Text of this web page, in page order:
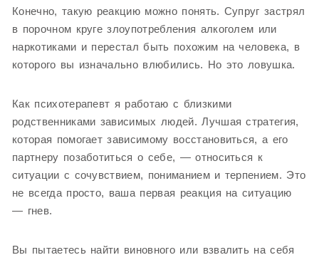
Конечно, такую реакцию можно понять. Супруг застрял
в порочном круге злоупотребления алкоголем или
наркотиками и перестал быть похожим на человека, в
которого вы изначально влюбились. Но это ловушка.
Как психотерапевт я работаю с близкими
родственниками зависимых людей. Лучшая стратегия,
которая помогает зависимому восстановиться, а его
партнеру позаботиться о себе, — относиться к
ситуации с сочувствием, пониманием и терпением. Это
не всегда просто, ваша первая реакция на ситуацию
— гнев.
Вы пытаетесь найти виновного или взвалить на себя